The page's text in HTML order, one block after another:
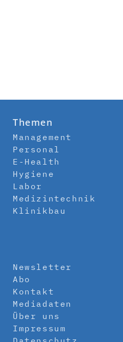
Themen
Management
Personal
E-Health
Hygiene
Labor
Medizintechnik
Klinikbau
Newsletter
Abo
Kontakt
Mediadaten
Über uns
Impressum